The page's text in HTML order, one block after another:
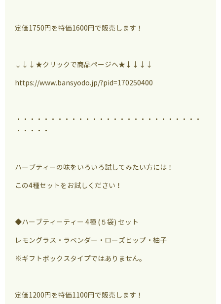
定価1750円を特価1600円で販売します！
↓↓↓★クリックで商品ページへ★↓↓↓↓
https://www.bansyodo.jp/?pid=170250400
・・・・・・・・・・・・・・・・・・・・・・・・・・・
・・・・・
ハーブティーの味をいろいろ試してみたい方には！
この4種セットをお試しください！
◆ハーブティーティー 4種 (５袋) セット
レモングラス・ラベンダー・ローズヒップ・柚子
※ギフトボックスタイプではありません。
定価1200円を特価1100円で販売します！